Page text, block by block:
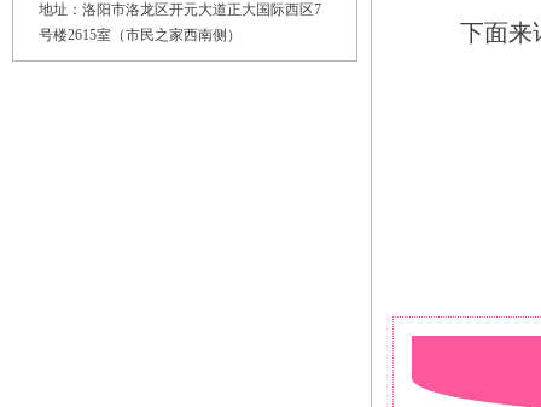
地址：洛阳市洛龙区开元大道正大国际西区7
号楼2615室（市民之家西南侧）
下面来